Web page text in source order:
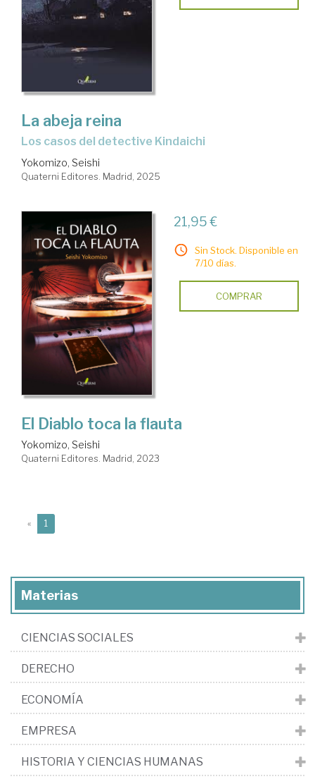
La abeja reina
Los casos del detective Kindaichi
Yokomizo, Seishi
Quaterni Editores. Madrid, 2025
21,95 €
Sin Stock. Disponible en
7/10 días.
COMPRAR
El Diablo toca la flauta
Yokomizo, Seishi
Quaterni Editores. Madrid, 2023
« 1
Materias
CIENCIAS SOCIALES
DERECHO
ECONOMÍA
EMPRESA
HISTORIA Y CIENCIAS HUMANAS